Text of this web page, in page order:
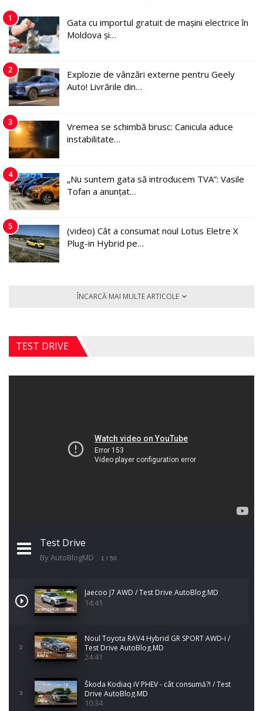
1
Gata cu importul gratuit de mașini electrice în
Moldova și…
2
Explozie de vânzări externe pentru Geely
Auto! Livrările din…
3
Vremea se schimbă brusc: Canicula aduce
instabilitate…
4
„Nu suntem gata să introducem TVA”: Vasile
Tofan a anunțat…
5
(video) Cât a consumat noul Lotus Eletre X
Plug-in Hybrid pe…
ÎNCARCĂ MAI MULTE ARTICOLE
TEST DRIVE
Test Drive
By AutoBlogMD 1 / 50
Jaecoo J7 AWD / Test Drive AutoBlog.MD
14:41
2
Noul Toyota RAV4 Hybrid GR SPORT AWD-i /
Test Drive AutoBlog.MD
24:41
3
Škoda Kodiaq iV PHEV - cât consumă?! / Test
Drive AutoBlog.MD
10:34